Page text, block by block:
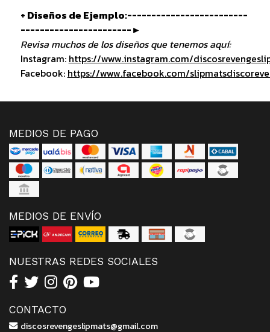
+ Diseños de Ejemplo:-------------------------
-----------------------►
Revisa muchos de los diseños que tenemos aquí:
Instagram: https://www.instagram.com/
Facebook: https://www.facebook.com/
MEDIOS DE PAGO
MEDIOS DE ENVÍO
NUESTRAS REDES SOCIALES
CONTACTO
discosrevengeslipmats@gmail.com